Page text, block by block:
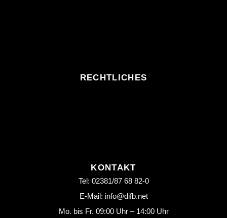
RECHTLICHES
KONTAKT
Tel: 02381/87 68 82-0
E-Mail: info@difb.net
Mo. bis Fr. 09:00 Uhr – 14:00 Uhr